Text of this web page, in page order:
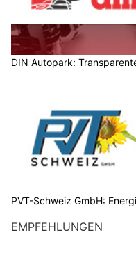
DIN Autopark:
PVT-Schweiz GmbH:
EMPFEHLUNGEN